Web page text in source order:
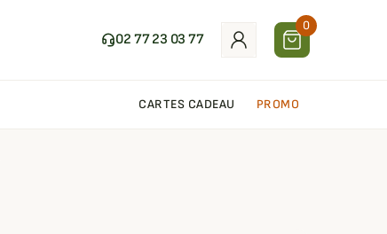
02 77 23 03 77
0
CARTES CADEAU PROMO